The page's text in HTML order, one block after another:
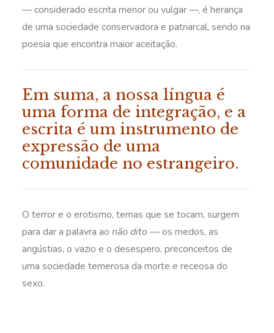
— considerado escrita menor ou vulgar —, é herança
de uma sociedade conservadora e patriarcal, sendo na
poesia que encontra maior aceitação.
Em suma, a nossa língua é
uma forma de integração, e a
escrita é um instrumento de
expressão de uma
comunidade no estrangeiro.
O terror e o erotismo, temas que se tocam, surgem
para dar a palavra ao não dito —os medos, as
angústias, o vazio e o desespero, preconceitos de
uma sociedade temerosa da morte e receosa do
sexo.